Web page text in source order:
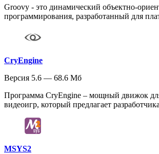
Groovy - это динамический объектно-
программирования, разработанный для
CryEngine
Версия 5.6 — 68.6 Мб
Программа CryEngine – мощный движок
видеоигр, который предлагает
MSYS2